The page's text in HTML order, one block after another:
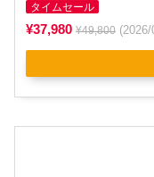
タイムセール
¥37,980 ¥49,800